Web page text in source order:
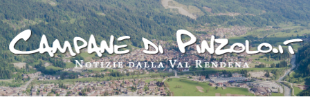
Salta
al
contenuto